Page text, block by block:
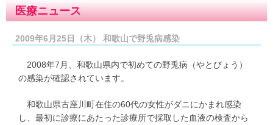
医療ニュース
2009年6月25日（木） 和歌山で野兎病感染
2008年7月、和歌山県内で初めての野兎病（やとびょう）
の感染が確認されています。
和歌山県古座川町在住の60代の女性がダニにかまれ感染
し、最初に診療にあたった診療所で採取した血液の検査から